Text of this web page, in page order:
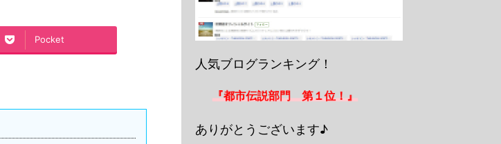
Pocket
人気ブログランキング！
『都市伝説部門 第１位！』
ありがとうございます♪